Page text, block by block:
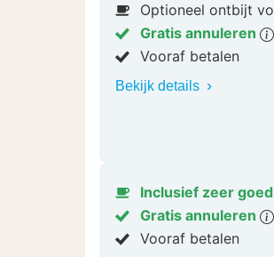
Optioneel ontbijt
Gratis annuleren
Vooraf betalen
Bekijk details
Inclusief zeer
Gratis annuleren
Vooraf betalen